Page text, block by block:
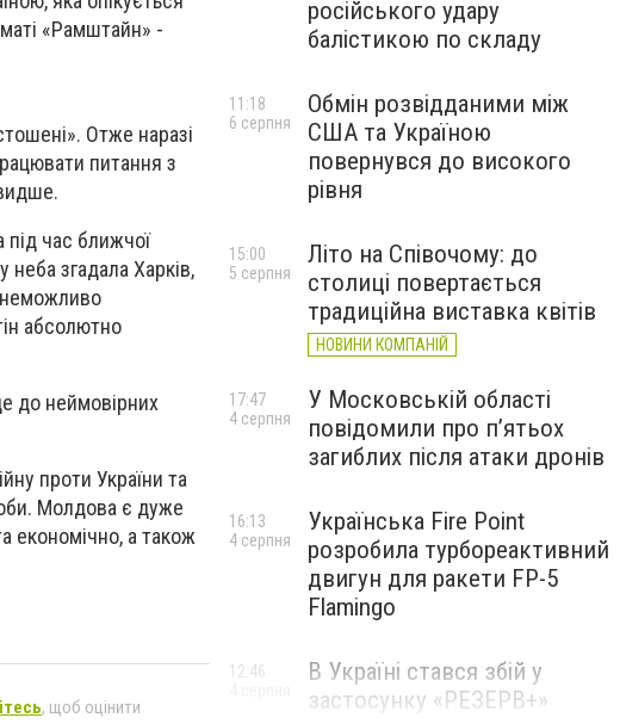
«Рамштайн» -
Отже наразі
питання з
час ближчої
неба згадала Харків,
неможливо
абсолютно
до неймовірних
проти України та
Молдова є дуже
економічно, а також
, щоб оцінити
російського удару
балістикою по складу
Обмін розвідданими між
США та Україною
повернувся до високого
рівня
11:18
6 серпня
Літо на Співочому: до
столиці повертається
традиційна виставка квітів
НОВИНИ КОМПАНІЙ
15:00
5 серпня
У Московській області
повідомили про п’ятьох
загиблих після атаки дронів
17:47
4 серпня
Українська Fire Point
розробила турбореактивний
двигун для ракети FP-5
Flamingo
16:13
4 серпня
В Україні стався збій у
застосунку «РЕЗЕРВ+»
12:46